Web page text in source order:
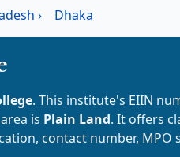
› Dhaka
. This institute's EIIN
is Plain Land. It offers
contact number, MPO